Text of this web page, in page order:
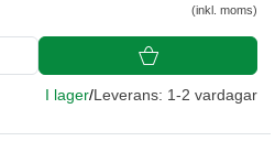
(inkl. moms)
I lager/Leverans: 1-2 vardagar